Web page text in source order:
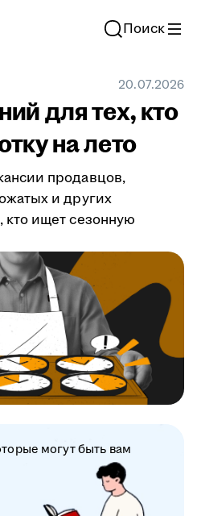
Поиск
20.07.2026
для тех, кто
на лето
продавцов,
и других
кто ищет сезонную
могут быть вам